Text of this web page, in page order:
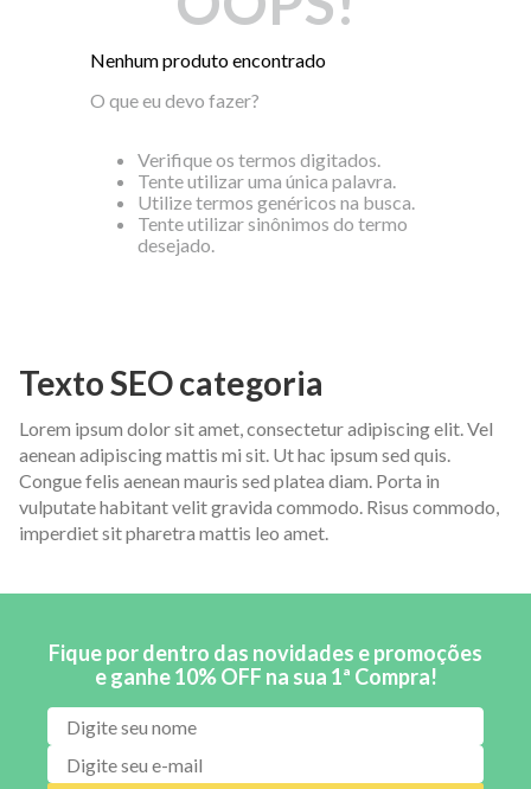
Nenhum produto encontrado
O que eu devo fazer?
Verifique os termos digitados.
Tente utilizar uma única palavra.
Utilize termos genéricos na busca.
Tente utilizar sinônimos do termo
desejado.
Texto SEO categoria
Lorem ipsum dolor sit amet, consectetur adipiscing elit. Vel
aenean adipiscing mattis mi sit. Ut hac ipsum sed quis.
Congue felis aenean mauris sed platea diam. Porta in
vulputate habitant velit gravida commodo. Risus commodo,
imperdiet sit pharetra mattis leo amet.
Fique por dentro das novidades e promoções
e ganhe 10% OFF na sua 1ª Compra!